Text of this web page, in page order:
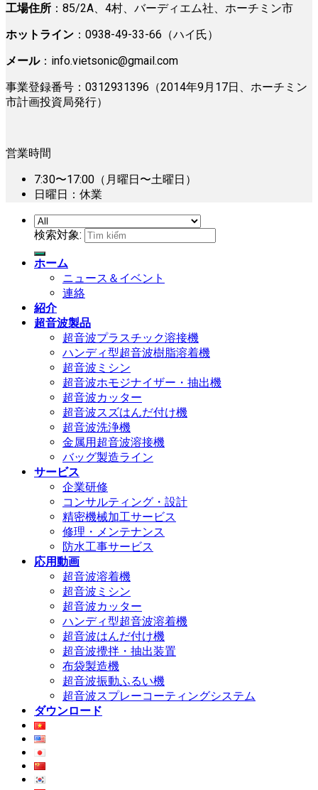
工場住所 ：85/2A、4村、バーディエム社、ホーチミン市
ホットライン ：0938-49-33-66（ハイ氏）
メール： info.vietsonic@gmail.com
事業登録番号：0312931396（2014年9月17日、ホーチミン
市計画投資局発行）
営業時間
7:30〜17:00（月曜日〜土曜日）
日曜日：休業
検索対象:
ホーム
ニュース＆イベント
連絡
紹介
超音波製品
超音波プラスチック溶接機
ハンディ型超音波樹脂溶着機
超音波ミシン
超音波ホモジナイザー・抽出機
超音波カッター
超音波スズはんだ付け機
超音波洗浄機
金属用超音波溶接機
バッグ製造ライン
サービス
企業研修
コンサルティング・設計
精密機械加工サービス
修理・メンテナンス
防水工事サービス
応用動画
超音波溶着機
超音波ミシン
超音波カッター
ハンディ型超音波溶着機
超音波はんだ付け機
超音波攪拌・抽出装置
布袋製造機
超音波振動ふるい機
超音波スプレーコーティングシステム
ダウンロード